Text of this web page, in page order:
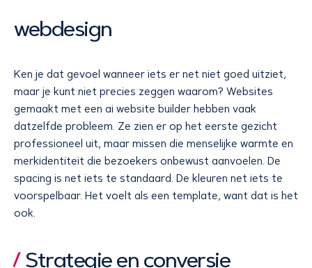
webdesign
Ken je dat gevoel wanneer iets er net niet goed uitziet,
maar je kunt niet precies zeggen waarom? Websites
gemaakt met een ai website builder hebben vaak
datzelfde probleem. Ze zien er op het eerste gezicht
professioneel uit, maar missen die menselijke warmte en
merkidentiteit die bezoekers onbewust aanvoelen. De
spacing is net iets te standaard. De kleuren net iets te
voorspelbaar. Het voelt als een template, want dat is het
ook.
Strategie en conversie